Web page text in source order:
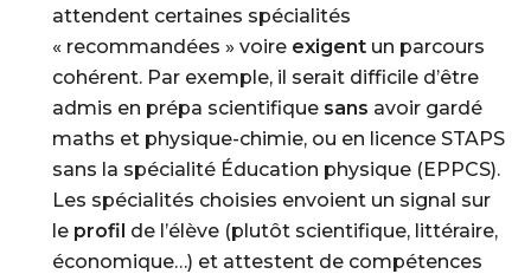
attendent certaines spécialités
« recommandées » voire exigent un parcours
cohérent. Par exemple, il serait difficile d’être
admis en prépa scientifique sans avoir gardé
maths et physique-chimie, ou en licence STAPS
sans la spécialité Éducation physique (EPPCS).
Les spécialités choisies envoient un signal sur
le profil de l’élève (plutôt scientifique, littéraire,
économique…) et attestent de compétences